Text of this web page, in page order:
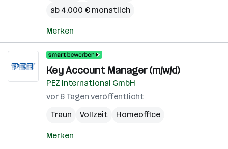
ab 4.000 € monatlich
Merken
Key Account Manager (m/w/d)
PEZ International GmbH
vor 6 Tagen veröffentlicht
Traun
Vollzeit Homeoffice
Merken